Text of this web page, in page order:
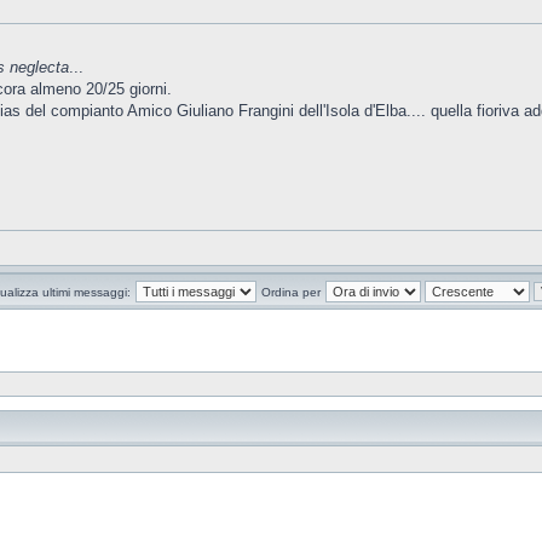
neglecta...
almeno 20/25 giorni.
del compianto Amico Giuliano Frangini dell'Isola d'Elba.... quella fioriva
ultimi messaggi: Ordina per